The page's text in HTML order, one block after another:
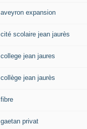
aveyron expansion
cité scolaire jean jaurès
college jean jaures
collège jean jaurès
fibre
gaetan privat